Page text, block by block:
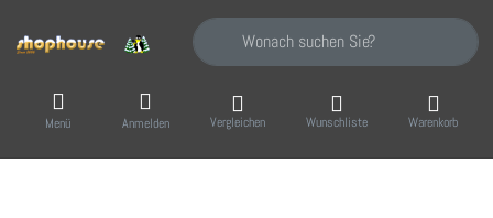
Geben Sie einen Suchbegriff ein. Während
Menü Anmelden Vergleichen Wunschliste Warenkorb